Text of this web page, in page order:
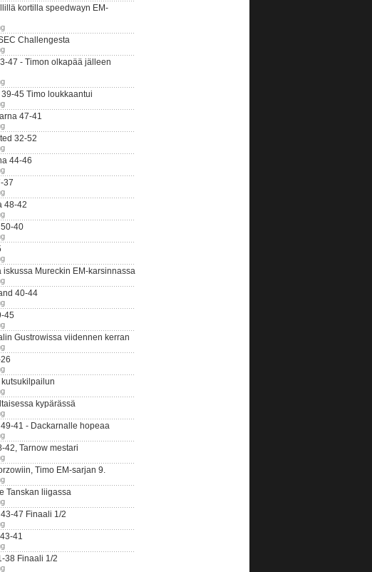
kortilla speedwayn EM-
Challengesta
47 - Timon olkapää jälleen
45 Timo loukkaantui
47-41
32-52
44-46
37
48-42
40
iskussa Mureckin EM-karsinnassa
40-44
45
Gustrowissa viidennen kerran
kypärässä
41 - Dackarnalle hopeaa
42, Tarnow mestari
Timo EM-sarjan 9.
Tanskan liigassa
47 Finaali 1/2
41
38 Finaali 1/2